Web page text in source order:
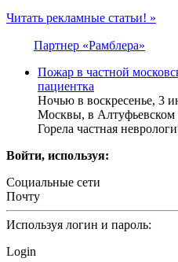
Читать рекламные статьи! »
Партнер «Рамблера»
Пожар в частной
пациентка
Ночью в воскресенье, 3
Москвы, в Алтуфьевском
Горела частная
Войти, используя:
Социальные сети
Почту
Используя логин и пароль:
Login